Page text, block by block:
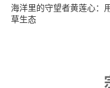
海洋里的守望者黄莲心：
草生态